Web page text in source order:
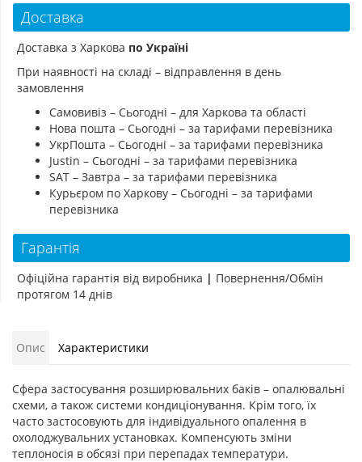
Доставка
Доставка з Харкова по Україні
При наявності на складі – відправлення в день
замовлення
Самовивіз – Сьогодні – для Харкова та області
Нова пошта – Сьогодні – за тарифами перевізника
УкрПошта – Сьогодні – за тарифами перевізника
Justin – Сьогодні – за тарифами перевізника
SAT – Завтра – за тарифами перевізника
Курьєром по Харкову – Сьогодні – за тарифами
перевізника
Гарантія
Офіційна гарантія від виробника | Повернення/Обмін
протягом 14 днів
Опис Характеристики
Сфера застосування розширювальних баків – опалювальні
схеми, а також системи кондиціонування. Крім того, їх
часто застосовують для індивідуального опалення в
охолоджувальних установках. Компенсують зміни
теплоносія в обсязі при перепадах температури.